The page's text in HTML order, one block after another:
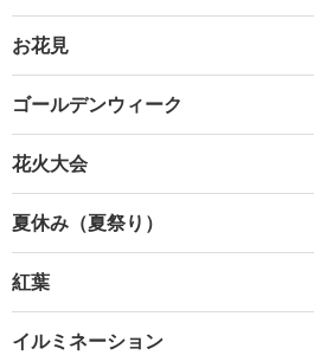
お花見
ゴールデンウィーク
花火大会
夏休み（夏祭り）
紅葉
イルミネーション